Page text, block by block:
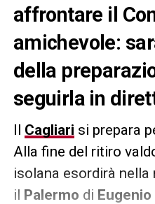
affrontare il
amichevole:
della
seguirla in
Il Cagliari si prepara
Alla fine del ritiro
isolana esordirà
il Palermo di